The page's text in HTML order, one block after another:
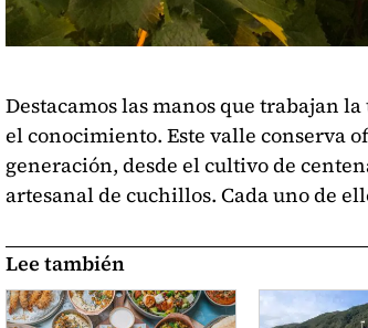
Destacamos las manos que trabajan
el conocimiento. Este valle conserva
generación, desde el cultivo de
artesanal de cuchillos. Cada uno de
Lee también